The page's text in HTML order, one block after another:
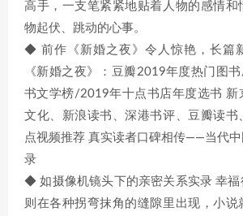
高手，一支笔紧紧地贴着人物的感情和
物起伏、跳动的心事。
◆ 前作《新婚之夜》令人惊艳，长篇
《新婚之夜》：豆瓣2019年度热门图
书文学榜/2019年十点书店年度选书 新
文化、新浪读书、深港书评、豆瓣读书
点视频推荐 真实读者口碑相传——当代
录
◆ 如摄像机镜头下的亲密关系实录 幸福
则在各种拐弯抹角的缝隙里出现，小说